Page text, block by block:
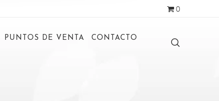
0
PUNTOS DE VENTA
CONTACTO